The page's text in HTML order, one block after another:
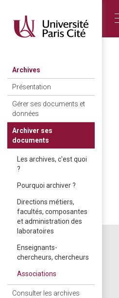
main
content
Archives
Présentation
Gérer ses documents et
données
Archiver ses
documents
Les archives, c'est quoi
?
Pourquoi archiver ?
Directions métiers,
facultés, composantes
et administration des
laboratoires
Enseignants-
chercheurs, chercheurs
Associations
Consulter les archives